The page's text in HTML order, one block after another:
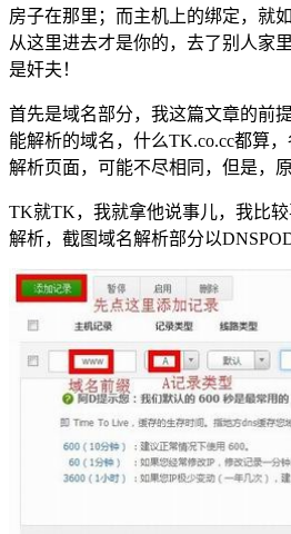
房子在那里；而主机上的绑定，就
从这里进去才是你的，去了别人家
是奸夫！
首先是域名部分，我这篇文章的前
能解析的域名，什么TK.co.cc都算
解析页面，可能不尽相同，但是，
TK就TK，我就拿他说事儿，我比
解析，截图域名解析部分以